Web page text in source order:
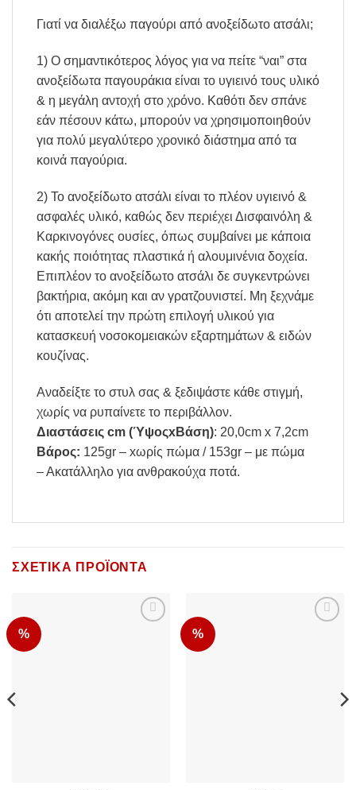
Γιατί να διαλέξω παγούρι από ανοξείδωτο ατσάλι;
1) O σημαντικότερος λόγος για να πείτε “ναι” στα
ανοξείδωτα παγουράκια είναι το υγιεινό τους υλικό
& η μεγάλη αντοχή στο χρόνο. Καθότι δεν σπάνε
εάν πέσουν κάτω, μπορούν να χρησιμοποιηθούν
για πολύ μεγαλύτερο χρονικό διάστημα από τα
κοινά παγούρια.
2) Το ανοξείδωτο ατσάλι είναι το πλέον υγιεινό &
ασφαλές υλικό, καθώς δεν περιέχει Δισφαινόλη &
Καρκινογόνες ουσίες, όπως συμβαίνει με κάποια
κακής ποιότητας πλαστικά ή αλουμινένια δοχεία.
Επιπλέον το ανοξείδωτο ατσάλι δε συγκεντρώνει
βακτήρια, ακόμη και αν γρατζουνιστεί. Μη ξεχνάμε
ότι αποτελεί την πρώτη επιλογή υλικού για
κατασκευή νοσοκομειακών εξαρτημάτων & ειδών
κουζίνας.
Αναδείξτε το στυλ σας & ξεδιψάστε κάθε στιγμή,
χωρίς να ρυπαίνετε το περιβάλλον.
Διαστάσεις cm (ΎψοςxΒάση): 20,0cm x 7,2cm
Βάρος: 125gr – xωρίς πώμα / 153gr – με πώμα
– Ακατάλληλο για ανθρακούχα ποτά.
ΣΧΕΤΙΚΆ ΠΡΟΪΌΝΤΑ
% %